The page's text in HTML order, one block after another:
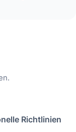
Richtlinien